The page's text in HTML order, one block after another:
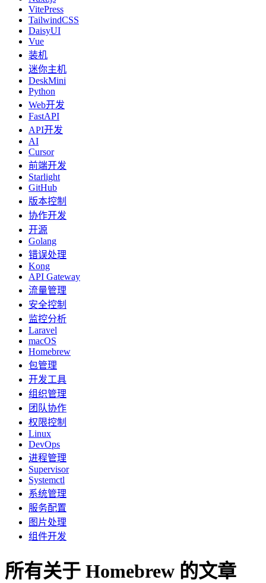
VitePress
TailwindCSS
DaisyUI
Vue
装机
迷你主机
DeskMini
Python
Web开发
FastAPI
API开发
AI
Cursor
前端开发
Starlight
GitHub
版本控制
协作开发
开源
Golang
错误处理
Kong
API Gateway
流量管理
安全控制
监控分析
Laravel
macOS
Homebrew
包管理
开发工具
组织管理
团队协作
权限控制
Linux
DevOps
进程管理
Supervisor
Systemctl
系统管理
服务配置
图片处理
组件开发
所有关于 Homebrew 的文章